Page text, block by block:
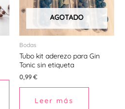
AGOTADO
Bodas
Tubo kit aderezo para Gin
Tonic sin etiqueta
0,99€
Leer más